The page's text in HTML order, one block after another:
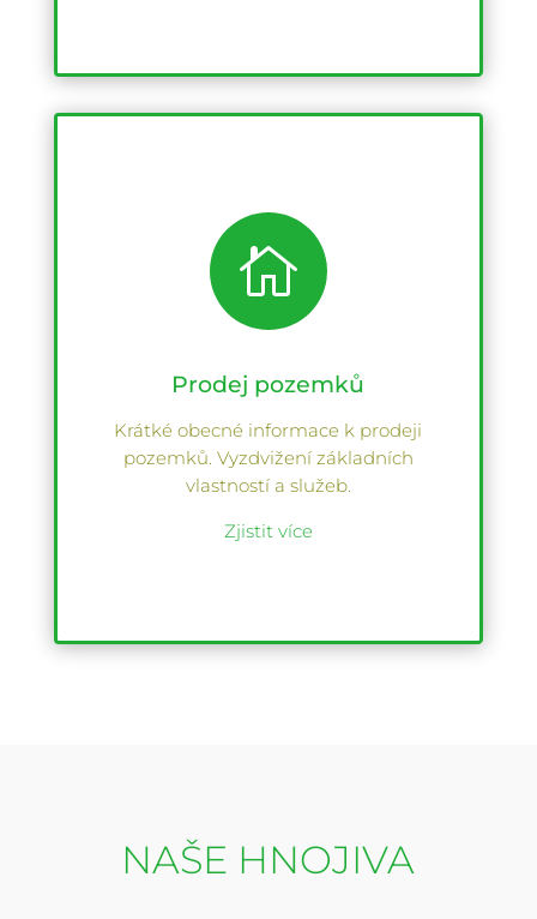

Prodej pozemků
Krátké obecné informace k prodeji
pozemků. Vyzdvižení základních
vlastností a služeb.
Zjistit více
NAŠE HNOJIVA